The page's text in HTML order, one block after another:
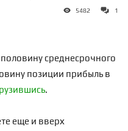
5482 1
половину среднесрочного
позиции прибыль в
.
еще и вверх